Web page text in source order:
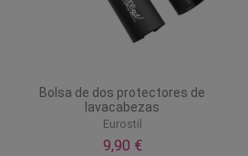
Bolsa de dos protectores de
lavacabezas
Eurostil
9,90 €